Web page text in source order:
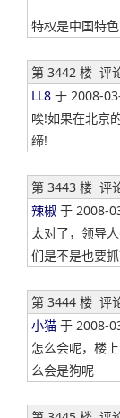
特权是中国特
第 3442 楼 评
LL8 于 2008-
唉!如果在北京
缔!
第 3443 楼 评
辣椒 于 2008-
太对了，领导
们是不是也要抓
第 3444 楼 评
小猫 于 2008-
怎么会呢，楼
么会是狗呢